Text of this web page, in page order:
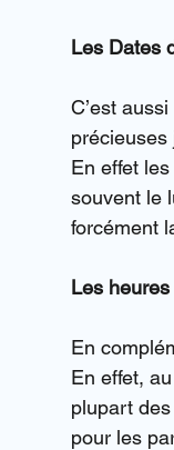
Les Dates
C’est
précieuses
En effet
souvent le
forcément
Les
En
En effet,
plupart
pour les